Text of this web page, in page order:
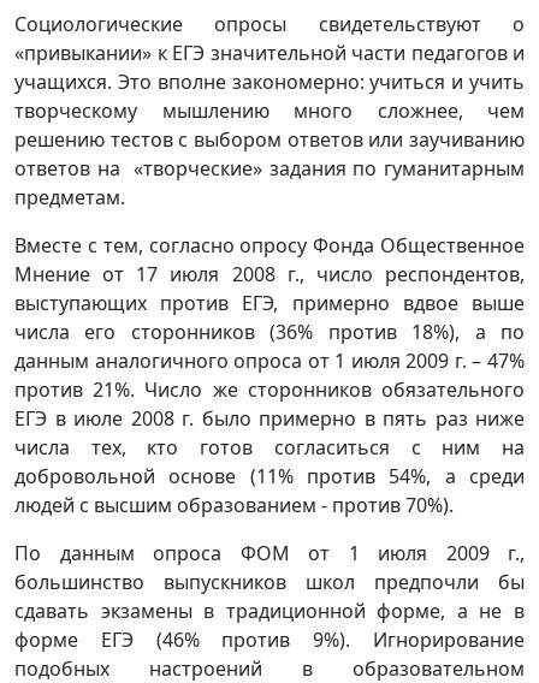
Социологические опросы свидетельствуют о
«привыкании» к ЕГЭ значительной части педагогов и
учащихся. Это вполне закономерно: учиться и учить
творческому мышлению много сложнее, чем
решению тестов с выбором ответов или заучиванию
ответов на «творческие» задания по гуманитарным
предметам.
Вместе с тем, согласно опросу Фонда Общественное
Мнение от 17 июля 2008 г., число респондентов,
выступающих против ЕГЭ, примерно вдвое выше
числа его сторонников (36% против 18%), а по
данным аналогичного опроса от 1 июля 2009 г. – 47%
против 21%. Число же сторонников обязательного
ЕГЭ в июле 2008 г. было примерно в пять раз ниже
числа тех, кто готов согласиться с ним на
добровольной основе (11% против 54%, а среди
людей с высшим образованием - против 70%).
По данным опроса ФОМ от 1 июля 2009 г.,
большинство выпускников школ предпочли бы
сдавать экзамены в традиционной форме, а не в
форме ЕГЭ (46% против 9%). Игнорирование
подобных настроений в образовательном